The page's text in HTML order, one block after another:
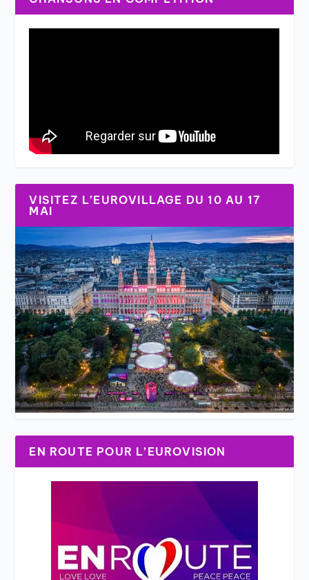
VISITEZ L’EUROVILLAGE DU 10 AU 17
MAI
EN ROUTE POUR L’EUROVISION